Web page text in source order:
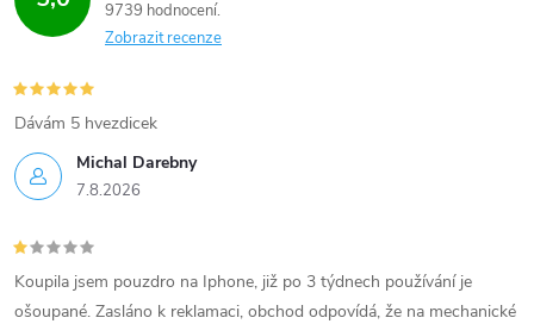
9739 hodnocení
Zobrazit recenze
Michal Darebny
7.8.2026
Dávám 5 hvezdicek
Koupila jsem pouzdro na Iphone, již po 3 týdnech používání je
ošoupané. Zasláno k reklamaci, obchod odpovídá, že na mechanické